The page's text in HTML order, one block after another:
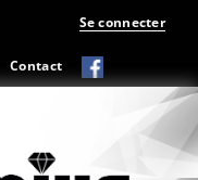
Contact
Se connecter